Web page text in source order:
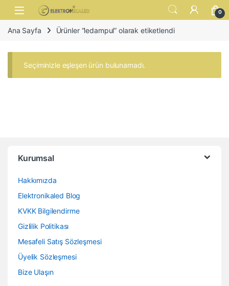
Skip to navigation
Skip to content
Open 0
Ana Sayfa Ürünler “ledampul” olarak etiketlendi
Seçiminizle eşleşen ürün bulunamadı.
Kurumsal
Hakkımızda
Elektronikaled Blog
KVKK Bilgilendirme
Gizlilik Politikası
Mesafeli Satış Sözleşmesi
Üyelik Sözleşmesi
Bize Ulaşın